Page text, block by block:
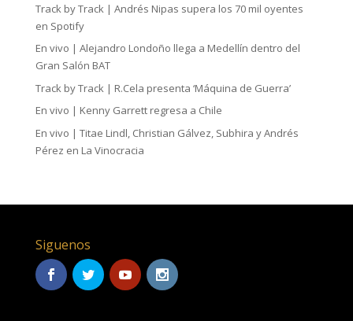
Track by Track | Andrés Nipas supera los 70 mil oyentes
en Spotify
En vivo | Alejandro Londoño llega a Medellín dentro del
Gran Salón BAT
Track by Track | R.Cela presenta ‘Máquina de Guerra’
En vivo | Kenny Garrett regresa a Chile
En vivo | Titae Lindl, Christian Gálvez, Subhira y Andrés
Pérez en La Vinocracia
Siguenos